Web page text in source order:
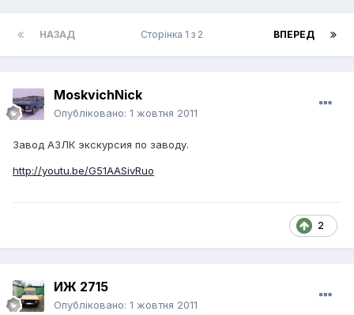
НАЗАД ВПЕРЕД
Сторінка 1 з 2
MoskvichNick
Опубліковано: 1 жовтня 2011
Завод АЗЛК экскурсия по заводу.
http://youtu.be/G51AASivRuo
2
ИЖ 2715
Опубліковано: 1 жовтня 2011